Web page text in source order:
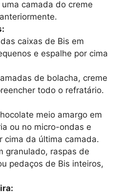
camada do creme
caixas de Bis em
e espalhe por cima
de bolacha, creme
todo o refratário.
meio amargo em
ou no micro-ondas e
cima da última camada.
granulado, raspas de
pedaços de Bis inteiros,